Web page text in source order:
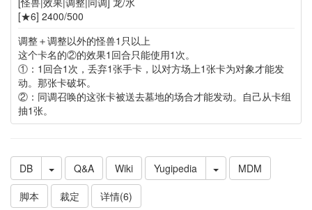
[★6] 2400/500
调整＋调整以外的怪兽1只以上
这个卡名的②的效果1回合只能使用1次。
①：1回合1次，丢弃1张手卡，以对方场上1张卡为对象才能发
动。那张卡破坏。
②：同调召唤的这张卡被送去墓地的场合才能发动。自己从卡组
抽1张。
DB Q&A Wiki Yugipedia
MDM
脚本
裁定 详情(6)